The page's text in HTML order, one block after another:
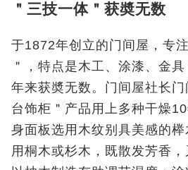
＂三技一体＂获奬无数
于1872年创立的门间屋，专
＂，特点是木工、涂漆、金
年来获奬无数。门间屋社长
台饰柜＂产品用上多种干燥
身面板选用木纹别具美感的
用桐木或杉木，既散发芳香